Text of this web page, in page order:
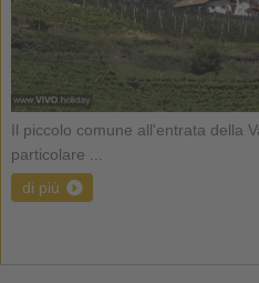
Il piccolo comune all'entrata della
particolare ...
di più